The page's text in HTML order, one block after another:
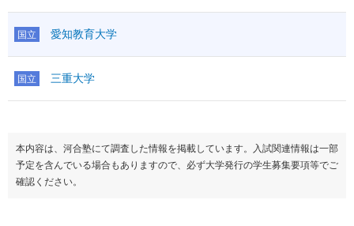
国立 愛知教育大学
国立 三重大学
本内容は、河合塾にて調査した情報を掲載しています。入試関連情報は一部
予定を含んでいる場合もありますので、必ず大学発行の学生募集要項等でご
確認ください。